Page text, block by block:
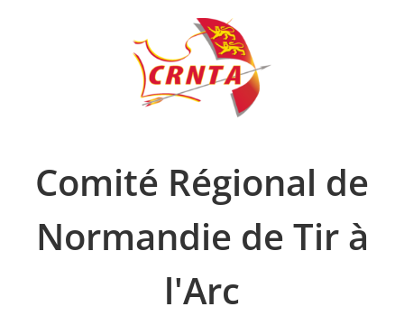
Comité Régional de
Normandie de Tir à
l'Arc